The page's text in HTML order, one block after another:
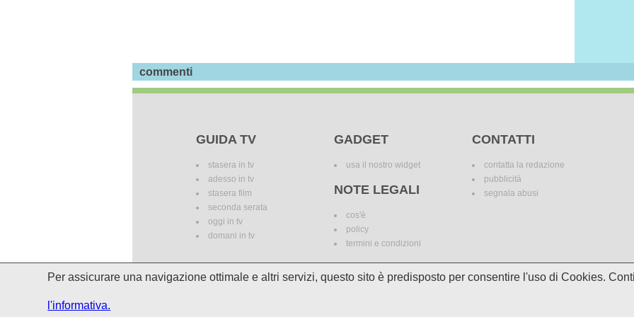
commenti
GUIDA TV
stasera in tv
adesso in tv
stasera film
seconda serata
oggi in tv
domani in tv
GADGET
usa il nostro widget
NOTE LEGALI
cos'è
policy
termini e condizioni
CONTATTI
contatta la redazione
pubblicità
segnala abusi
I palinsesti potrebbero subire delle variazioni. I marchi dei canali televisivi appartengono ai legittimi proprietari. Le
incomplete e/o errate.
Per assicurare una navigazione ottimale e altri servizi, questo sito è predisposto per consentire l'uso di Cookies.
l'informativa.